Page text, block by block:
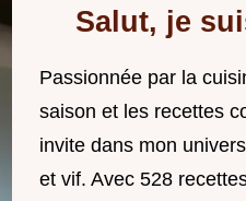
Salut, je
Passionnée par la
saison et les recettes
invite dans mon
et vif. Avec 528